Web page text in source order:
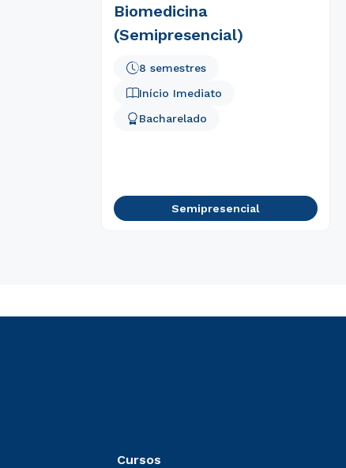
Biomedicina
(Semipresencial)
Início Imediato
8 semestres
Bacharelado
Semipresencial
Cursos